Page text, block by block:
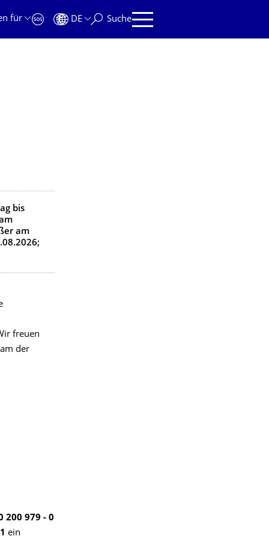
für DE Suche
bis
am
freuen
der
200 979 - 0
ein